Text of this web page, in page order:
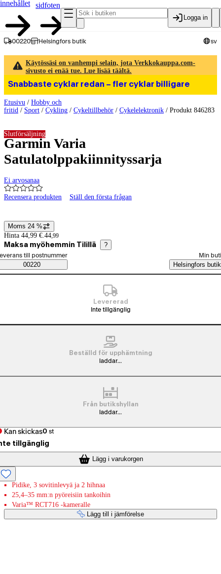
innehållet
sidfoten
Logga in
00220 Helsingfors butik sv
Käytössäsi on vanhempi selain, jota Verkkokauppa.com-
sivusto ei enää tue. Lue lisää täältä.
Snabbaste cyklar redan – fler cyklar billigare
Etusivu / Hobby och
fritid / Sport / Cykling / Cykeltillbehör / Cykelelektronik / Produkt 846283
Garmin Varia
Satulatolppakiinnityssarja
Ei arvosanaa
Recensera produkten Ställ den första frågan
Slutförsäljning
Prisinformation
Moms 24 %
Hinta 44,99 €. 44,99
Maksa myöhemmin Tilillä ?
Saatavuustiedot
beställningssätt
till postnummer
00220
Min
Helsingfors butik
Levererad
Inte tillgänglig
Beställd för upphämtning
laddar...
Från butikshyllan
laddar...
Kan skickas0 st
tillgänglig
Lägg i varukorgen
Pidike, 3 sovitinlevyä ja 2 hihnaa
25,4–35 mm:n pyöreisiin tankoihin
Varia™ RCT716 -kameralle
Lägg till i jämförelse